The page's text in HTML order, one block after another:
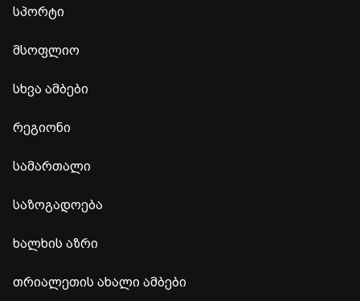
სპორტი
მსოფლიო
სხვა ამბები
რეგიონი
სამართალი
საზოგადოება
ხალხის აზრი
თრიალეთის ახალი ამბები